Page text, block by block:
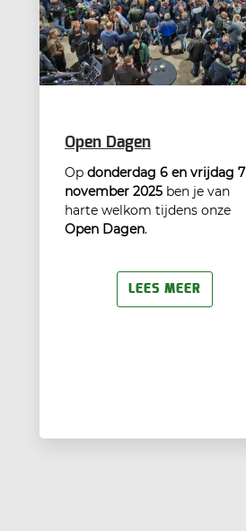
Open Dagen
Op donderdag 6 en vrijdag 7
november 2025 ben je van
harte welkom tijdens onze
Open Dagen.
LEES MEER